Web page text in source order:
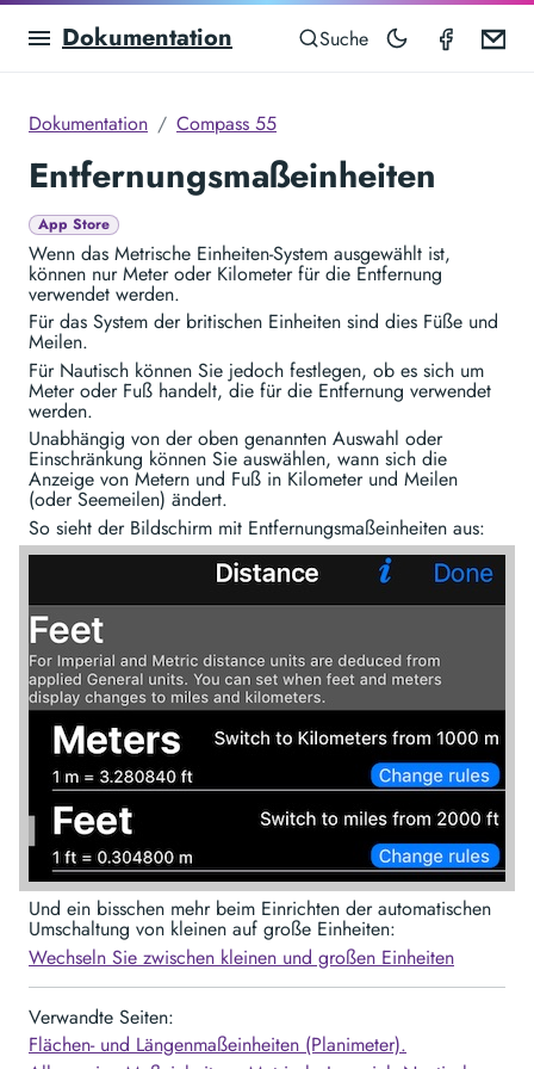
Dokumentation Suche
Dokumentation Compass 55
Entfernungsmaßeinheiten
App Store
Wenn das Metrische Einheiten-System ausgewählt ist,
können nur Meter oder Kilometer für die Entfernung
verwendet werden.
Für das System der britischen Einheiten sind dies Füße und
Meilen.
Für Nautisch können Sie jedoch festlegen, ob es sich um
Meter oder Fuß handelt, die für die Entfernung verwendet
werden.
Unabhängig von der oben genannten Auswahl oder
Einschränkung können Sie auswählen, wann sich die
Anzeige von Metern und Fuß in Kilometer und Meilen
(oder Seemeilen) ändert.
So sieht der Bildschirm mit Entfernungsmaßeinheiten aus:
Und ein bisschen mehr beim Einrichten der automatischen
Umschaltung von kleinen auf große Einheiten:
Wechseln Sie zwischen kleinen und großen Einheiten
Verwandte Seiten:
Flächen- und Längenmaßeinheiten (Planimeter).